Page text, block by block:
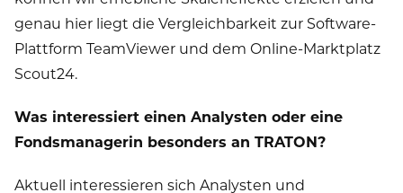
genau hier liegt die Vergleichbarkeit zur Software-
Plattform TeamViewer und dem Online-Marktplatz
Scout24.
Was interessiert einen Analysten oder eine
Fondsmanagerin besonders an TRATON?
Aktuell interessieren sich Analysten und